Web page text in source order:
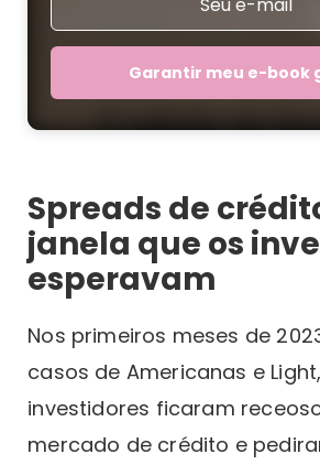
Garantir meu e-book
Spreads de
janela que os
esperavam
Nos primeiros meses de
casos de Americanas e
investidores ficaram
mercado de crédito e